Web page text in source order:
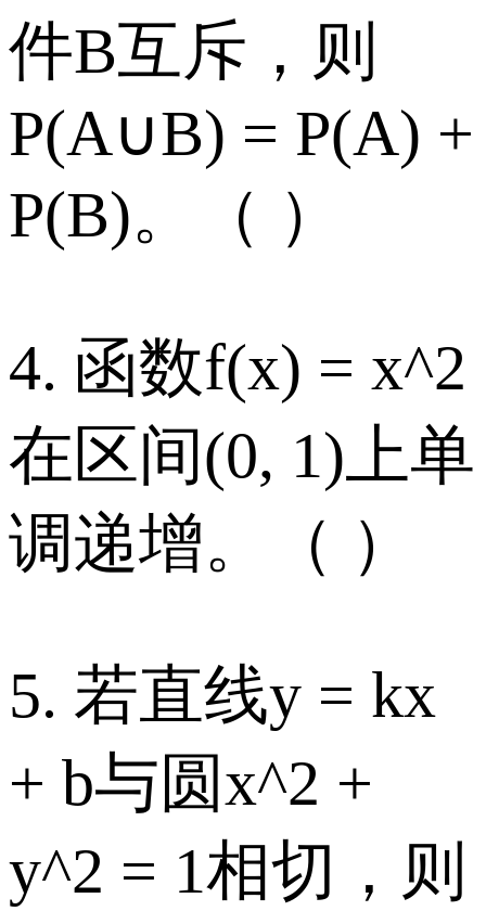
件B互斥，则
P(A∪B) = P(A) +
P(B)。（ ）
4. 函数f(x) = x^2
在区间(0, 1)上单
调递增。（ ）
5. 若直线y = kx
+ b与圆x^2 +
y^2 = 1相切，则